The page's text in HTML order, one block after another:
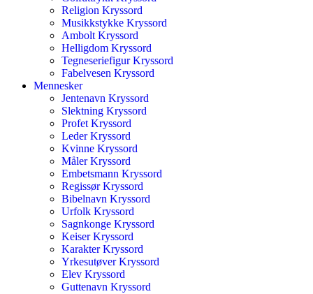
Religion Kryssord
Musikkstykke Kryssord
Ambolt Kryssord
Helligdom Kryssord
Tegneseriefigur Kryssord
Fabelvesen Kryssord
Mennesker
Jentenavn Kryssord
Slektning Kryssord
Profet Kryssord
Leder Kryssord
Kvinne Kryssord
Måler Kryssord
Embetsmann Kryssord
Regissør Kryssord
Bibelnavn Kryssord
Urfolk Kryssord
Sagnkonge Kryssord
Keiser Kryssord
Karakter Kryssord
Yrkesutøver Kryssord
Elev Kryssord
Guttenavn Kryssord